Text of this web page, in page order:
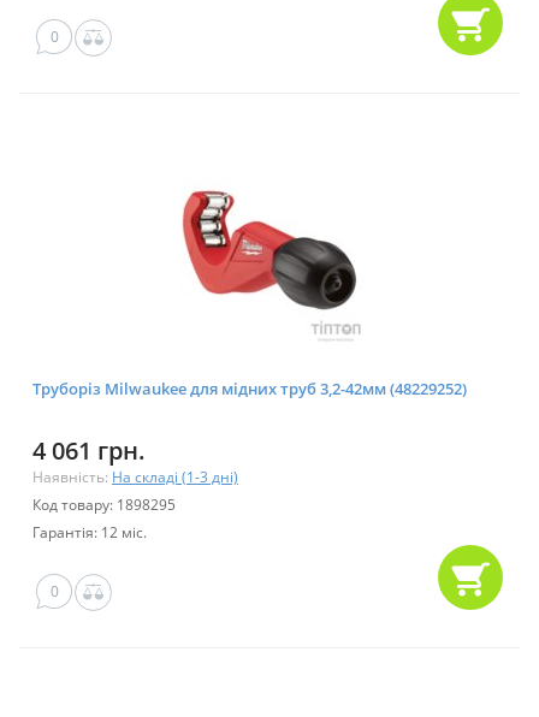
0
Труборіз Milwaukee для мідних труб 3,2-42мм (48229252)
4 061 грн.
Наявність: На складі (1-3 дні)
Код товару: 1898295
Гарантія: 12 міс.
0